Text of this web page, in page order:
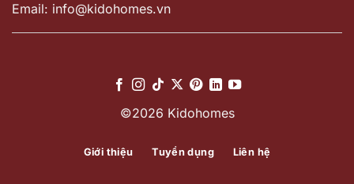
Email: info@kidohomes.vn
©2026 Kidohomes
Giới thiệu Tuyển dụng Liên hệ